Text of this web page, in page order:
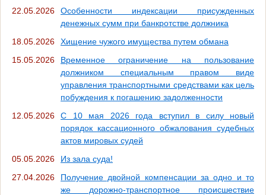
22.05.2026
Особенности индексации присужденных
денежных сумм при банкротстве должника
18.05.2026
Хищение чужого имущества путем обмана
15.05.2026
Временное ограничение на пользование
должником специальным правом виде
управления транспортными средствами как цель
побуждения к погашению задолженности
12.05.2026
С 10 мая 2026 года вступил в силу новый
порядок кассационного обжалования судебных
актов мировых судей
05.05.2026
Из зала суда!
27.04.2026
Получение двойной компенсации за одно и то
же дорожно-транспортное происшествие